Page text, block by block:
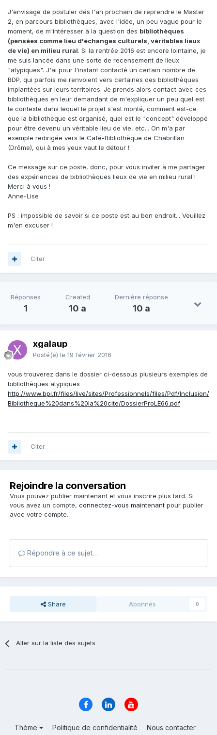
J'envisage de postuler dés l'an prochain de reprendre le Master
2, en parcours bibliothèques, avec l'idée, un peu vague pour le
moment, de m'intéresser à la question des bibliothèques
(pensées comme lieu d'échanges culturels, véritables lieux
de vie) en milieu rural. Si la rentrée 2016 est encore lointaine, je
me suis lancée dans une sorte de recensement de lieux
"atypiques". J'ai pour l'instant contacté un certain nombre de
BDP, qui parfois me renvoient vers certaines des bibliothèques
implantées sur leurs territoires. Je prends alors contact avec ces
bibliothèques en leur demandant de m'expliquer un peu quel est
le contexte dans lequel le projet s'est monté, comment est-ce
que la bibliothèque est organisé, quel est le "concept" développé
pour être devenu un véritable lieu de vie, etc... On m'a par
exemple redirigée vers le Café-Bibliothèque de Chabrillan
(Drôme), qui à mes yeux vaut le détour !
Ce message sur ce poste, donc, pour vous inviter à me partager
des expériences de bibliothèques lieux de vie en milieu rural !
Merci à vous !
Anne-Lise
PS : impossible de savoir si ce poste est au bon endroit... Veuillez
m'en excuser !
Citer
Réponses
1
Created
10 a
Dernière réponse
10 a
xgalaup
Posté(e) le 19 février 2016
vous trouverez dans le dossier ci-dessous plusieurs exemples de
bibliothèques atypiques
http://www.bpi.fr/files/live/sites/Professionnels/files/Pdf/Inclusion/
Bibliotheque%20dans%20la%20cite/DossierProLE66.pdf
Citer
Rejoindre la conversation
Vous pouvez publier maintenant et vous inscrire plus tard. Si
vous avez un compte, connectez-vous maintenant pour publier
avec votre compte.
Répondre à ce sujet…
Share Abonnés 0
Aller sur la liste des sujets
Thème Politique de confidentialité
Nous contacter